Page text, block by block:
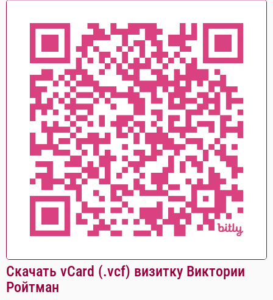
Скачать vCard (.vcf) визитку Виктории
Ройтман